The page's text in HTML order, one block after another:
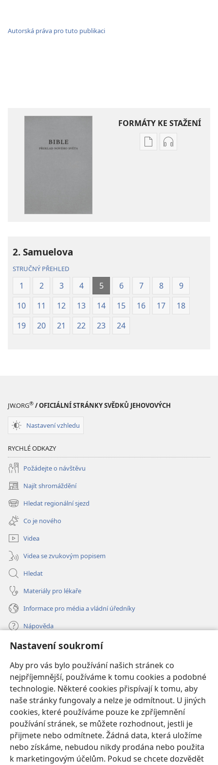
Nastavení soukromí
Aby pro vás bylo používání našich stránek co
nejpříjemnější, používáme k tomu cookies a podobné
technologie. Některé cookies přispívají k tomu, aby
naše stránky fungovaly a nelze je odmítnout. U jiných
cookies, které používáme pouze ke zpříjemnění
používání stránek, se můžete rozhodnout, jestli je
přijmete nebo odmítnete. Žádná data, která uložíme
nebo získáme, nebudou nikdy prodána nebo použita
k marketingovým účelům. Pokud se chcete dozvědět
Autorská práva pro tuto publikaci
FORMÁTY KE STAŽENÍ
FormátyFormáty
2. Samuelova
STRUČNÝ PŘEHLED
1 2 3 4 5 6 7 8
9
10
11 12 13 14 15 16 17
18
19
20 21 22 23 24
JW.ORG® / OFICIÁLNÍ STRÁNKY SVĚDKŮ JEHOVOVÝCH
Nastavení vzhledu
RYCHLÉ ODKAZY
Požádejte o návštěvu
Najít shromáždění
(otevřeno
nové
okno)
Hledat regionální sjezd
(otevřeno
nové
okno)
Co je nového
Videa
Videa se zvukovým popisem
Hledat
Materiály pro lékaře
Informace pro média a vládní úředníky
Nápověda
Dary
nové
okno) ONLINE KNIHOVNA Strážné věže
(otevřeno
nové
okno)JW Hub®
(otevřeno
nové
okno)JW Library ®
Watchtower Library